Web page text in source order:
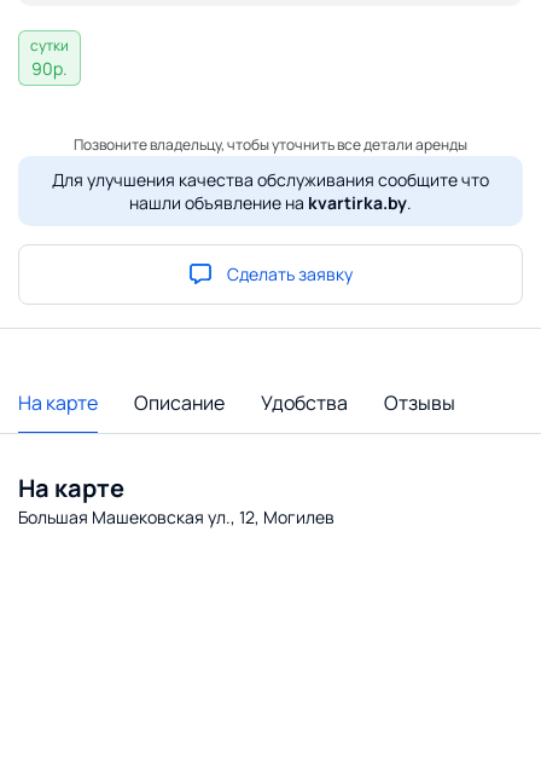
сутки
90р.
Позвоните владельцу, чтобы уточнить все детали аренды
Для улучшения качества обслуживания сообщите что
нашли объявление на kvartirka.by.
Сделать заявку
На карте Описание Удобства Отзывы
На карте
Большая Машековская ул., 12, Могилев